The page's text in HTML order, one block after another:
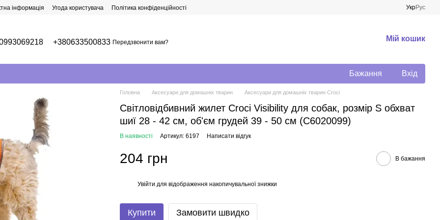
інформація Угода користувача Політика конфіденційності УкрРус
+380633500833 Передзвонити вам? Мій кошик
Бажання Вхід
Головна Аксесуари для домашніх тварин Аксесуари для домашніх тварин Croci
Світловідбивний жилет Croci Visibility для собак, розмір S обхват
шиї 28 - 42 см, об'єм грудей 39 - 50 см (C6020099)
В наявності Артикул: 6197 Написати відгук
204 грн В бажання
Увійти для відображення накопичувальної знижки
Купити Замовити швидко